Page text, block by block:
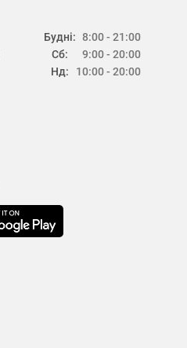
Будні:
Сб:
Нд:
8:00 - 21:00
9:00 - 20:00
10:00 - 20:00